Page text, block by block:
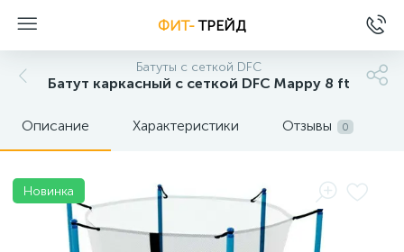
ФИТ-ТРЕЙД
Батуты с сеткой DFC
Батут каркасный с сеткой DFC Mappy 8 ft
Описание Характеристики Отзывы 0
Новинка